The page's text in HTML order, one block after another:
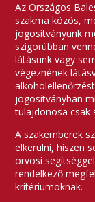
Az Országos
szakma közös,
jogosítványunk
szigorúbban
látásunk vagy
végeznének
jogosítványban
tulajdonosa csak
A szakemberek
elkerülni, hiszen
orvosi
rendelkező
kritériumoknak.